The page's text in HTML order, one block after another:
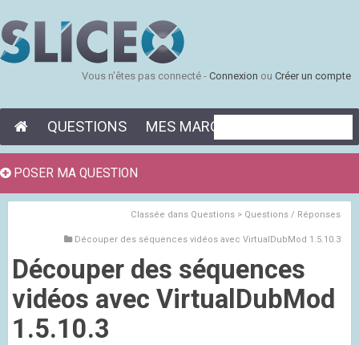
Vous n'êtes pas connecté - Connexion ou Créer un compte
QUESTIONS MES MARQUE-PAGES
Classée dans Questions > Questions / Réponses
Découper des séquences vidéos avec VirtualDubMod 1.5.10.3
Découper des séquences
vidéos avec VirtualDubMod
1.5.10.3
POSER MA QUESTION